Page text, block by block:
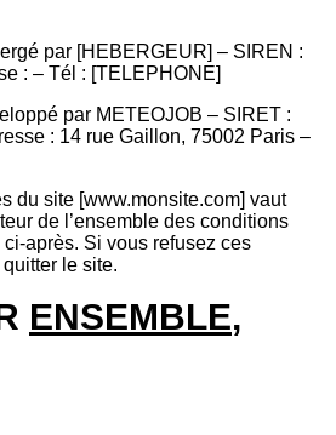
par [HEBERGEUR] – SIREN :
: – Tél : [TELEPHONE]
par METEOJOB – SIRET :
: 14 rue Gaillon, 75002 Paris –
du site [www.monsite.com] vaut
de l’ensemble des conditions
après. Si vous refusez ces
le site.
ENSEMBLE,